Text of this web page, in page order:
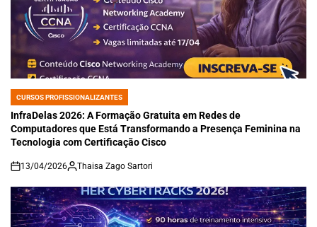
POSTED
IN
CURSOS PROFISSIONALIZANTES
InfraDelas 2026: A Formação Gratuita em Redes de
Computadores que Está Transformando a Presença Feminina na
Tecnologia com Certificação Cisco
on
13/04/2026 Thaisa Zago Sartori